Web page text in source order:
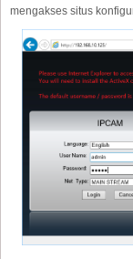
mengakses situs